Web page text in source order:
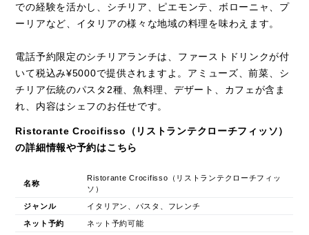
での経験を活かし、シチリア、ピエモンテ、ボローニャ、プ
ーリアなど、イタリアの様々な地域の料理を味わえます。
電話予約限定のシチリアランチは、ファーストドリンクが付
いて税込み¥5000で提供されますよ。アミューズ、前菜、シ
チリア伝統のパスタ2種、魚料理、デザート、カフェが含ま
れ、内容はシェフのお任せです。
Ristorante Crocifisso（リストランテクローチフィッソ）
の詳細情報や予約はこちら
名称
Ristorante Crocifisso（リストランテクローチフィッ
ソ）
ジャンル イタリアン、パスタ、フレンチ
ネット予約 ネット予約可能